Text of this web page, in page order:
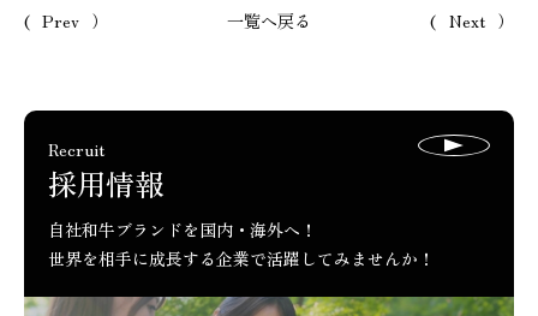
ページ送り
一覧へ戻る
Prev Next
Recruit
採用情報
自社和牛ブランドを国内・海外へ！
世界を相手に成長する企業で活躍してみませんか！